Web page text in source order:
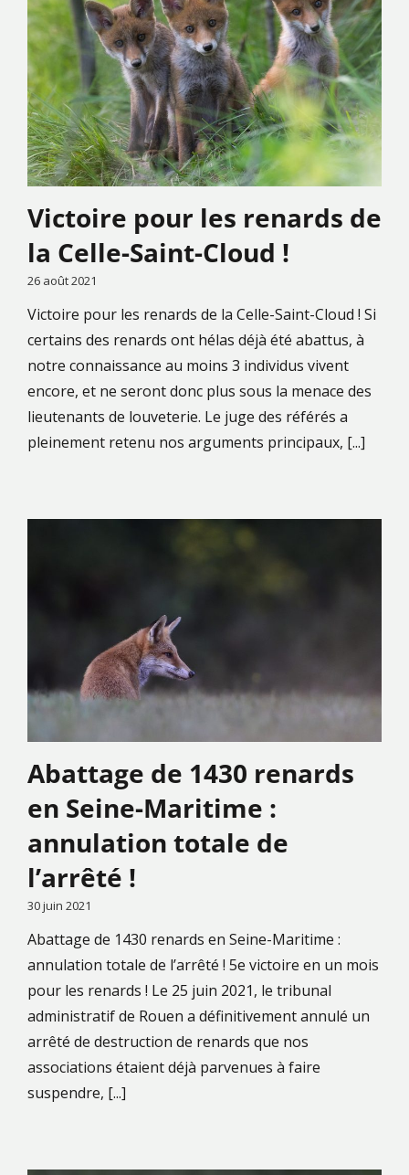
Victoire pour les renards de
la Celle-Saint-Cloud !
26 août 2021
Victoire pour les renards de la Celle-Saint-Cloud ! Si
certains des renards ont hélas déjà été abattus, à
notre connaissance au moins 3 individus vivent
encore, et ne seront donc plus sous la menace des
lieutenants de louveterie. Le juge des référés a
pleinement retenu nos arguments principaux, [...]
Abattage de 1430 renards
en Seine-Maritime :
annulation totale de
l’arrêté !
30 juin 2021
Abattage de 1430 renards en Seine-Maritime :
annulation totale de l’arrêté ! 5e victoire en un mois
pour les renards ! Le 25 juin 2021, le tribunal
administratif de Rouen a définitivement annulé un
arrêté de destruction de renards que nos
associations étaient déjà parvenues à faire
suspendre, [...]